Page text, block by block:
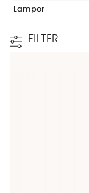
Lampor
FILTER